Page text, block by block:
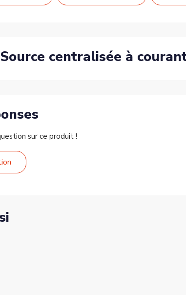
centralisée à
sur ce produit !